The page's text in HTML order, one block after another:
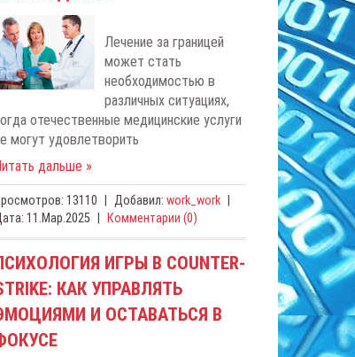
Лечение за границей
может стать
необходимостью в
различных ситуациях,
отечественные медицинские услуги
могут удовлетворить
дальше »
13110 Добавил: work_work
11.Мар.2025 Комментарии (0)
ИГРЫ В COUNTER-
КАК УПРАВЛЯТЬ
И ОСТАВАТЬСЯ В